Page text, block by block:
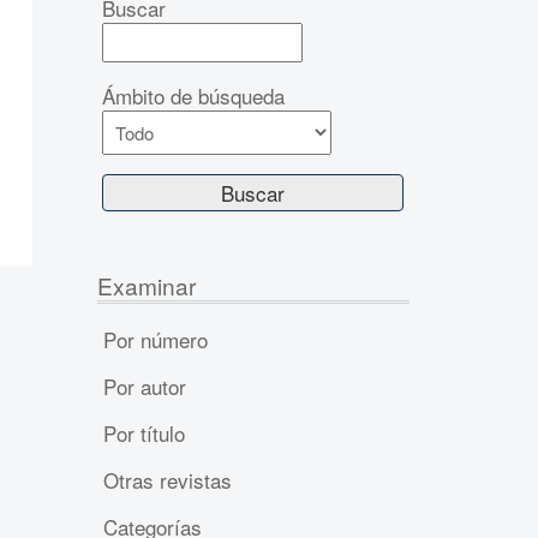
Buscar
Ámbito de búsqueda
Examinar
Por número
Por autor
Por título
Otras revistas
Categorías